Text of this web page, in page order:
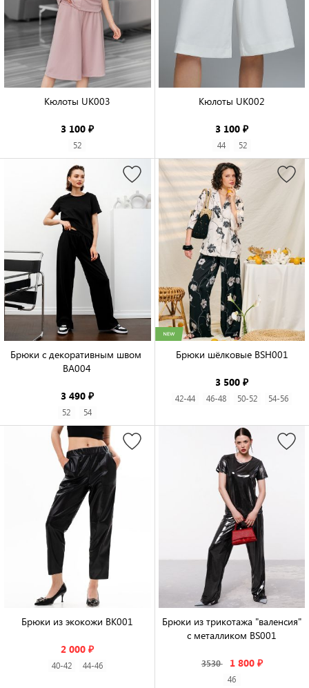
Кюлоты UK003
3 100 ₽
52
Кюлоты UK002
3 100 ₽
44 52
Брюки с декоративным швом
BA004
3 490 ₽
52 54
Брюки шёлковые BSH001
3 500 ₽
42-44 46-48 50-52 54-56
Брюки из экокожи BK001
2 000 ₽
40-42 44-46
Брюки из трикотажа "валенсия"
с металликом BS001
3530 1 800 ₽
46